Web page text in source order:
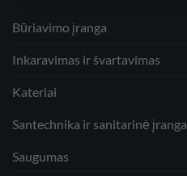
Būriavimo įranga
Inkaravimas ir švartavimas
Kateriai
Santechnika ir sanitarinė įranga
Saugumas